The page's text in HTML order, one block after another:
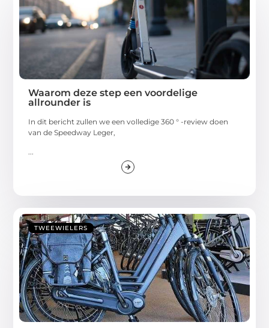
Waarom deze step een voordelige
allrounder is
In dit bericht zullen we een volledige 360 ° -review doen
van de Speedway Leger,
...
TWEEWIELERS